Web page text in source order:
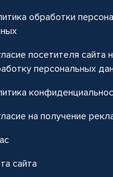
обработки
посетителя сайта
персональных
на получение
сайта